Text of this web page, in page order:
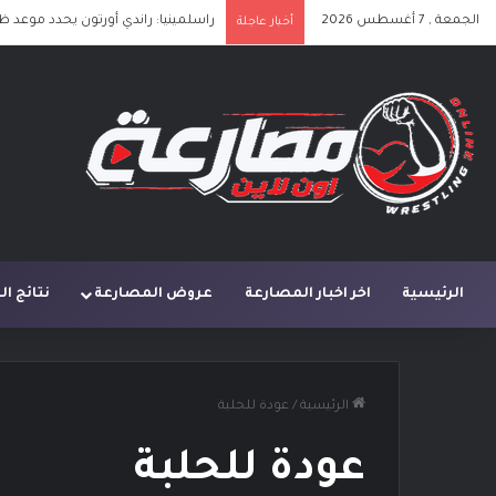
الجمعة , 7 أغسطس 2026 أخبار عاجلة راسلمينيا: راندي أورتون يحدد
الرئيسية اخر اخبار المصارعة عروض المصارعة نتائج
الرئيسية / عودة للحلبة
عودة للحلبة